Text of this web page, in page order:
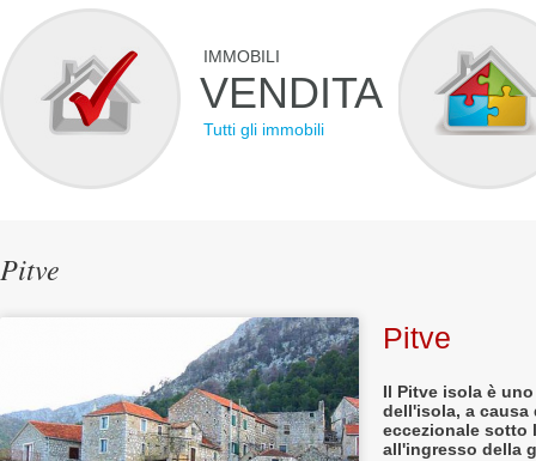
IMMOBILI
VENDITA
Tutti gli immobili
Pitve
Pitve
Il Pitve isola è
dell'isola, a causa
eccezionale sotto
all'ingresso della